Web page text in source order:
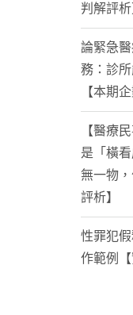
判解評析
論緊急
務：診
【本期企
【醫療
是「橫
無一物
評析】
性罪犯
作範例【